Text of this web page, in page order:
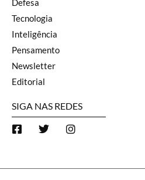
Defesa
Tecnologia
Inteligência
Pensamento
Newsletter
Editorial
SIGA NAS REDES